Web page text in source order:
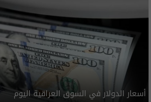
أسعار الدولار في السوق العراقية اليوم